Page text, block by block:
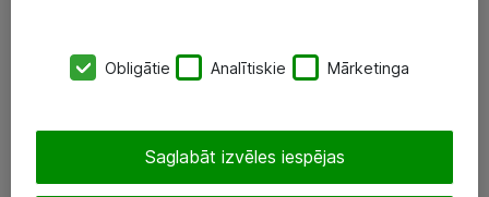
SIA „ATEA”
eShop@atea.lv
Obligātie Analītiskie Mārketinga
Saglabāt izvēles iespējas